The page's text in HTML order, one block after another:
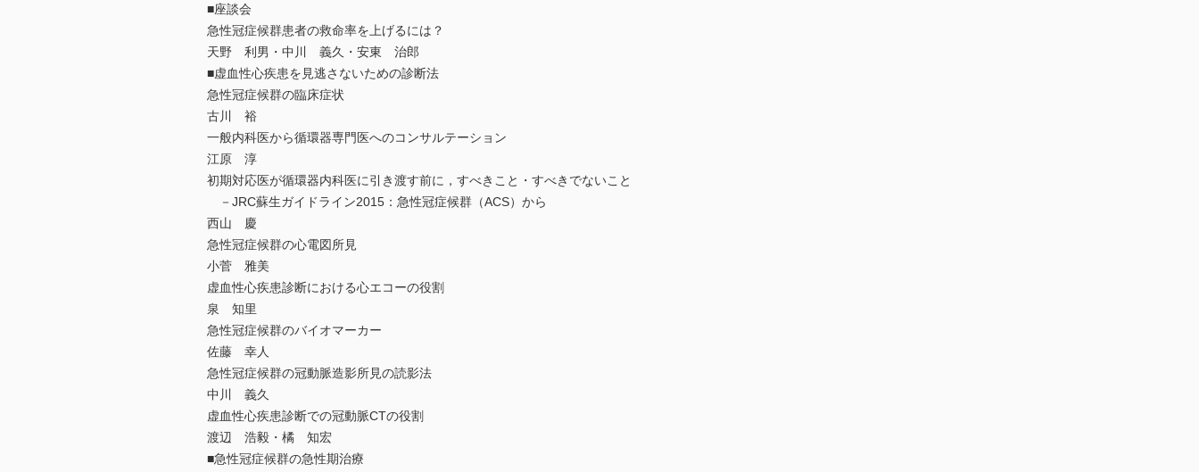
■座談会
急性冠症候群患者の救命率を上げるには？
天野 利男・中川 義久・安東 治郎
■虚血性心疾患を見逃さないための診断法
急性冠症候群の臨床症状
古川 裕
一般内科医から循環器専門医へのコンサルテーション
江原 淳
初期対応医が循環器内科医に引き渡す前に，すべきこと・すべきでないこと
－JRC蘇生ガイドライン2015：急性冠症候群（ACS）から
西山 慶
急性冠症候群の心電図所見
小菅 雅美
虚血性心疾患診断における心エコーの役割
泉 知里
急性冠症候群のバイオマーカー
佐藤 幸人
急性冠症候群の冠動脈造影所見の読影法
中川 義久
虚血性心疾患診断での冠動脈CTの役割
渡辺 浩毅・橘 知宏
■急性冠症候群の急性期治療